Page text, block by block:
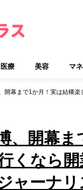
療 美容 マ
、開幕
くなら
ャーナ